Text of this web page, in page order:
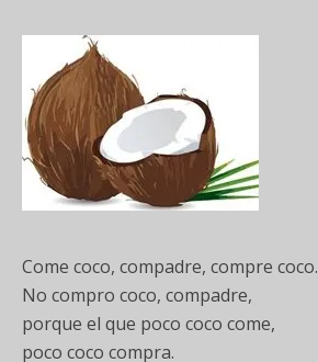
Come coco, compadre, compre coco.
No compro coco, compadre,
porque el que poco coco come,
poco coco compra.